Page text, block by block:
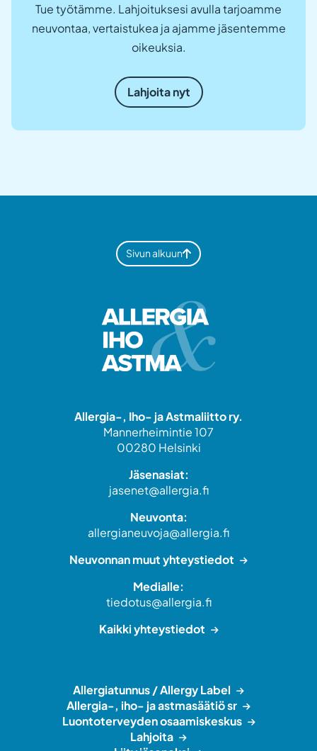
Tue työtämme. Lahjoituksesi avulla tarjoamme
neuvontaa, vertaistukea ja ajamme jäsentemme
oikeuksia.
Lahjoita nyt
Sivun alkuun
Allergia-, Iho- ja Astmaliitto ry.
Mannerheimintie 107
00280 Helsinki
Jäsenasiat:
jasenet@allergia.fi
Neuvonta:
allergianeuvoja@allergia.fi
Neuvonnan muut yhteystiedot
Medialle:
tiedotus@allergia.fi
Kaikki yhteystiedot
Allergiatunnus / Allergy Label
Allergia-, iho- ja astmasäätiö sr
Luontoterveyden osaamiskeskus
Lahjoita